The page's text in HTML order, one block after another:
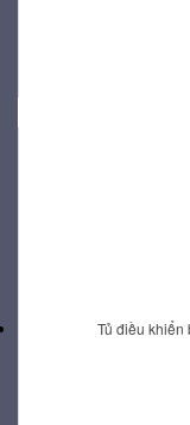
Tủ điều khiển